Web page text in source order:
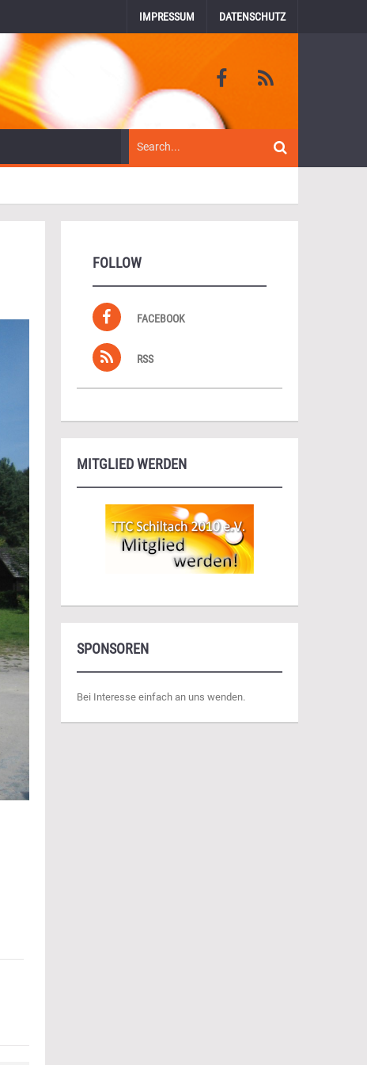
IMPRESSUM DATENSCHUTZ
FOLLOW
FACEBOOK
RSS
MITGLIED WERDEN
SPONSOREN
Bei Interesse einfach an uns wenden.